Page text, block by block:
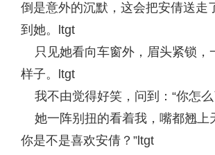
倒是意外的沉默，这会把安倩送走
到她。ltgt
只见她看向车窗外，眉头紧锁，
样子。ltgt
我不由觉得好笑，问到：“你怎么
她一阵别扭的看着我，嘴都翘上
你是不是喜欢安倩？”ltgt